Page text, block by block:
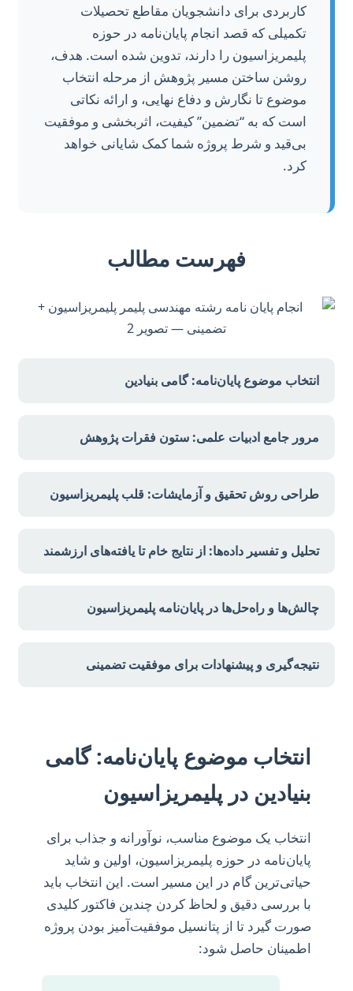
کاربردی برای دانشجویان مقاطع تحصیلات
تکمیلی که قصد انجام پایان‌نامه در حوزه
پلیمریزاسیون را دارند، تدوین شده است. هدف،
روشن ساختن مسیر پژوهش از مرحله انتخاب
موضوع تا نگارش و دفاع نهایی، و ارائه نکاتی
است که به “تضمین” کیفیت، اثربخشی و موفقیت
بی‌قید و شرط پروژه شما کمک شایانی خواهد
کرد.
فهرست مطالب
انتخاب موضوع پایان‌نامه: گامی بنیادین
مرور جامع ادبیات علمی: ستون فقرات پژوهش
طراحی روش تحقیق و آزمایشات: قلب پلیمریزاسیون
تحلیل و تفسیر داده‌ها: از نتایج خام تا یافته‌های ارزشمند
چالش‌ها و راه‌حل‌ها در پایان‌نامه پلیمریزاسیون
نتیجه‌گیری و پیشنهادات برای موفقیت تضمینی
انتخاب موضوع پایان‌نامه: گامی
بنیادین در پلیمریزاسیون
انتخاب یک موضوع مناسب، نوآورانه و جذاب برای
پایان‌نامه در حوزه پلیمریزاسیون، اولین و شاید
حیاتی‌ترین گام در این مسیر است. این انتخاب باید
با بررسی دقیق و لحاظ کردن چندین فاکتور کلیدی
صورت گیرد تا از پتانسیل موفقیت‌آمیز بودن پروژه
اطمینان حاصل شود: